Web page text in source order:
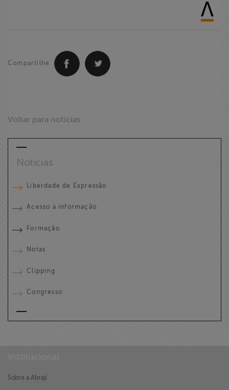
Compartilhe
Voltar para notícias
Notícias
Liberdade de Expressão
Acesso à informação
Formação
Notas
Clipping
Congresso
Sobre a Abraji